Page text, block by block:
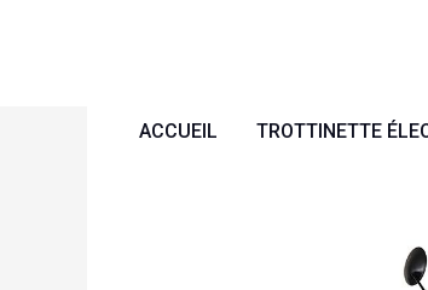
ACCUEIL TROTTINETTE